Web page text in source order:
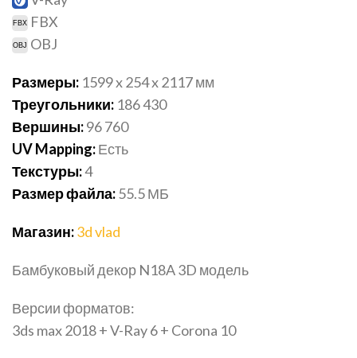
FBX
OBJ
Размеры: 1599 x 254 x 2117 мм
Треугольники: 186 430
Вершины:96 760
UV Mapping:Есть
Текстуры:4
Размер файла:55.5МБ
Магазин:3d vlad
Бамбуковый декор N18A 3D модель
Версии форматов:
3ds max 2018 + V-Ray 6 + Corona 10